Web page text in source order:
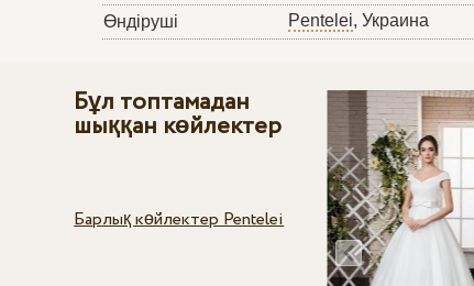
Өндіруші
Pentelei, Украина
Бұл топтамадан
шыққан көйлектер
Барлық көйлектер Pentelei